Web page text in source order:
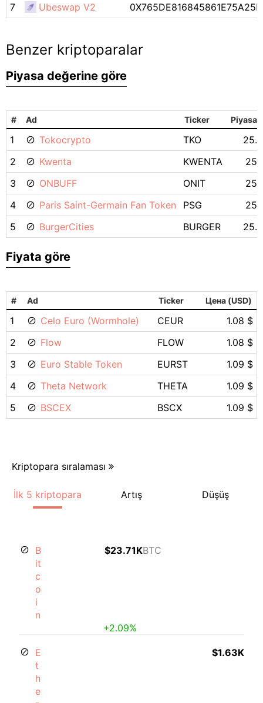
7
Ubeswap V2
Benzer kriptoparalar
Piyasa değerine göre
# Ad Ticker Piyasa
1 Tokocrypto TKO
2
Kwenta KWENTA
3
ONBUFF ONIT
4
Paris Saint-Germain Fan Token PSG
5
BurgerCities BURGER
Fiyata göre
# Ad Ticker Цена (USD)
1 Celo Euro (Wormhole) CEUR
1.08 $
2
Flow FLOW
1.08 $
3
Euro Stable Token EURST
1.09 $
4
Theta Network THETA
1.09 $
5
BSCEX BSCX 1.09 $
Kriptopara sıralaması
İlk 5 kriptopara Artış Düşüş
B
it
c
o
i
n
$23.71KBTC
+2.09%
E
t
h
e
$1.63K